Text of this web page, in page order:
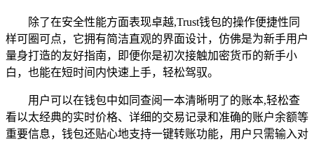
除了在安全性能方面表现卓越,Trust钱包的操作便捷性同
样可圈可点，它拥有简洁直观的界面设计，仿佛是为新手用户
量身打造的友好指南，即便你是初次接触加密货币的新手小
白，也能在短时间内快速上手，轻松驾驭。
用户可以在钱包中如同查阅一本清晰明了的账本,轻松查
看以太经典的实时价格、详细的交易记录和准确的账户余额等
重要信息，钱包还贴心地支持一键转账功能，用户只需输入对